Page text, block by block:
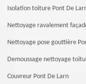
Isolation toiture Pont De
Nettoyage ravalement
Nettoyage pose gouttière
Demoussage nettoyage
Couvreur Pont De Larn